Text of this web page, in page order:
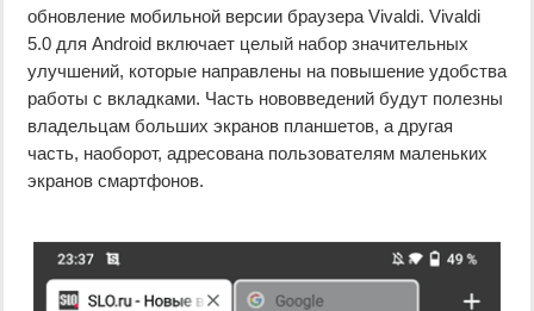
обновление мобильной версии браузера Vivaldi. Vivaldi
5.0 для Android включает целый набор значительных
улучшений, которые направлены на повышение удобства
работы с вкладками. Часть нововведений будут полезны
владельцам больших экранов планшетов, а другая
часть, наоборот, адресована пользователям маленьких
экранов смартфонов.